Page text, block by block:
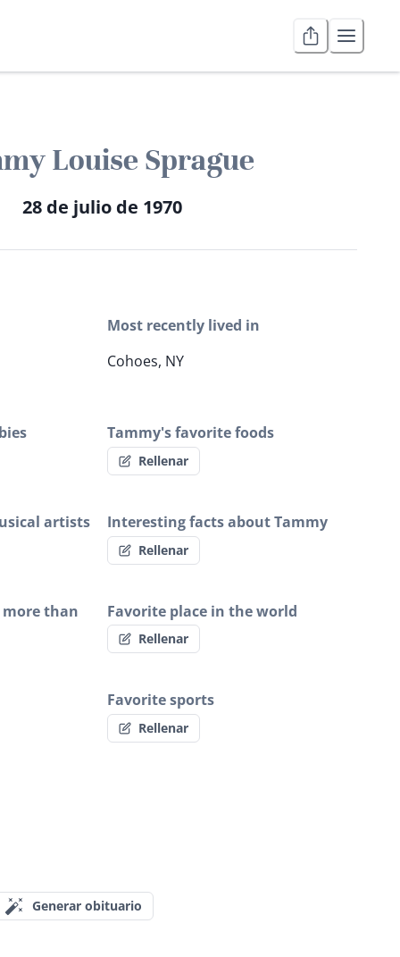
Louise Sprague
28 de julio de 1970
Most recently lived in
Cohoes, NY
Tammy's favorite foods
Rellenar
artists Interesting facts about Tammy
Rellenar
than Favorite place in the world
Rellenar
Favorite sports
Rellenar
Generar obituario